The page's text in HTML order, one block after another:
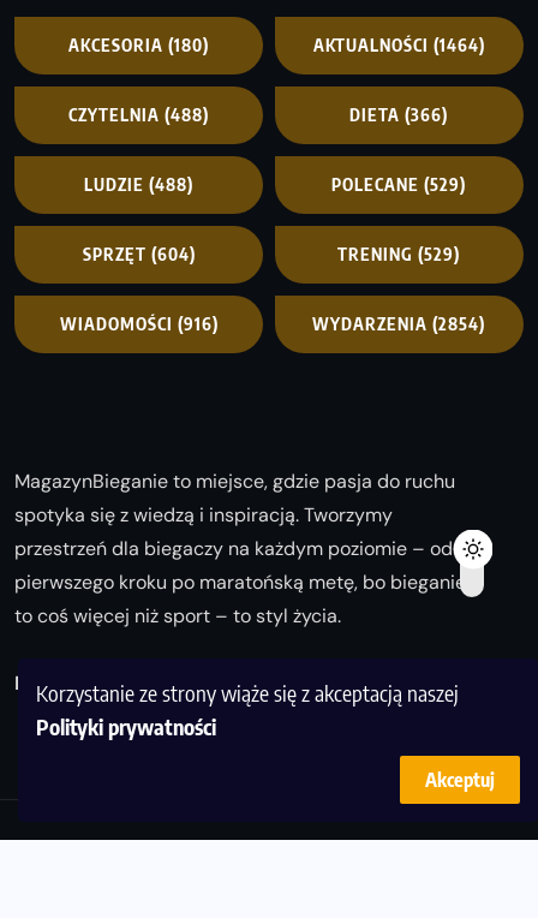
Korzystanie ze strony wiąże się z akceptacją naszej
Polityki prywatności
Akceptuj
AKCESORIA (180) AKTUALNOŚCI (1464)
CZYTELNIA (488) DIETA (366)
LUDZIE (488) POLECANE (529)
SPRZĘT (604) TRENING (529)
WIADOMOŚCI (916) WYDARZENIA (2854)
MagazynBieganie to miejsce, gdzie pasja do ruchu
spotyka się z wiedzą i inspiracją. Tworzymy
przestrzeń dla biegaczy na każdym poziomie – od
pierwszego kroku po maratońską metę, bo bieganie
to coś więcej niż sport – to styl życia.
Biegaj z nami i odkrywaj swoją najlepszą wersję!